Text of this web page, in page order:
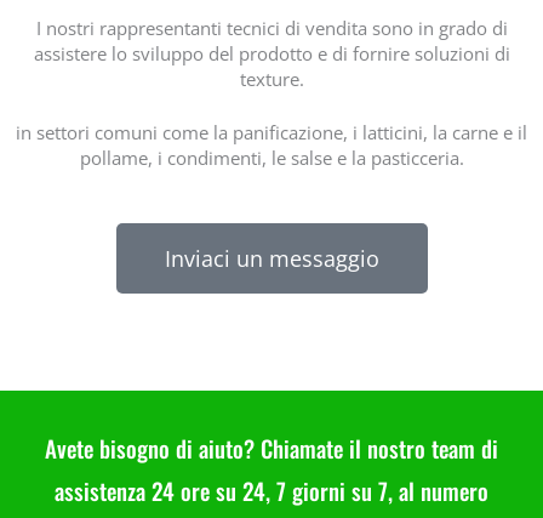
I nostri rappresentanti tecnici di vendita sono in grado di
assistere lo sviluppo del prodotto e di fornire soluzioni di
texture.
in settori comuni come la panificazione, i latticini, la carne e il
pollame, i condimenti, le salse e la pasticceria.
Inviaci un messaggio
Avete bisogno di aiuto? Chiamate il nostro team di
assistenza 24 ore su 24, 7 giorni su 7, al numero